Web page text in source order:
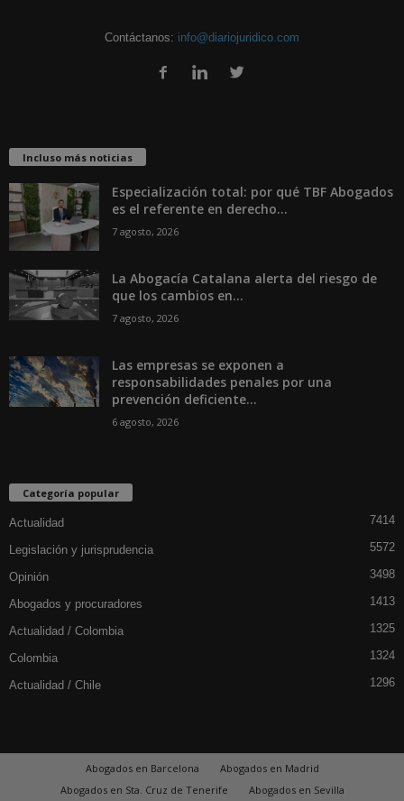
Contáctanos: info@diariojuridico.com
Incluso más noticias
Especialización total: por qué TBF Abogados
es el referente en derecho...
7 agosto, 2026
La Abogacía Catalana alerta del riesgo de
que los cambios en...
7 agosto, 2026
Las empresas se exponen a
responsabilidades penales por una
prevención deficiente...
6 agosto, 2026
Categoría popular
Actualidad 7414
Legislación y jurisprudencia 5572
Opinión 3498
Abogados y procuradores 1413
Actualidad / Colombia 1325
Colombia 1324
Actualidad / Chile 1296
Abogados en Barcelona
Abogados en Madrid
Abogados en Sta. Cruz de Tenerife
Abogados en Sevilla